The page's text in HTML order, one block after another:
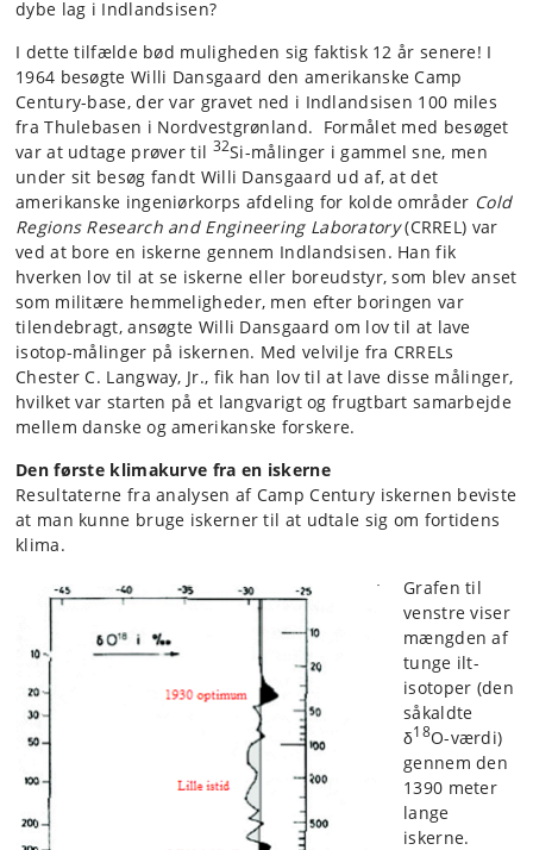
dybe lag i Indlandsisen?
I dette tilfælde bød muligheden sig faktisk 12 år senere! I
1964 besøgte Willi Dansgaard den amerikanske Camp
Century-base, der var gravet ned i Indlandsisen 100 miles
fra Thulebasen i Nordvestgrønland. Formålet med besøget
var at udtage prøver til 32Si-målinger i gammel sne, men
under sit besøg fandt Willi Dansgaard ud af, at det
amerikanske ingeniørkorps afdeling for kolde områder Cold
Regions Research and Engineering Laboratory(CRREL) var
ved at bore en iskerne gennem Indlandsisen. Han fik
hverken lov til at se iskerne eller boreudstyr, som blev anset
som militære hemmeligheder, men efter boringen var
tilendebragt, ansøgte Willi Dansgaard om lov til at lave
isotop-målinger på iskernen. Med velvilje fra CRRELs
Chester C. Langway, Jr., fik han lov til at lave disse målinger,
hvilket var starten på et langvarigt og frugtbart samarbejde
mellem danske og amerikanske forskere.
Den første klimakurve fra en iskerne
Resultaterne fra analysen af Camp Century iskernen beviste
at man kunne bruge iskerner til at udtale sig om fortidens
klima.
Grafen til
venstre viser
mængden af
tunge ilt-
isotoper (den
såkaldte
δ18O-værdi)
gennem den
1390 meter
lange
iskerne.